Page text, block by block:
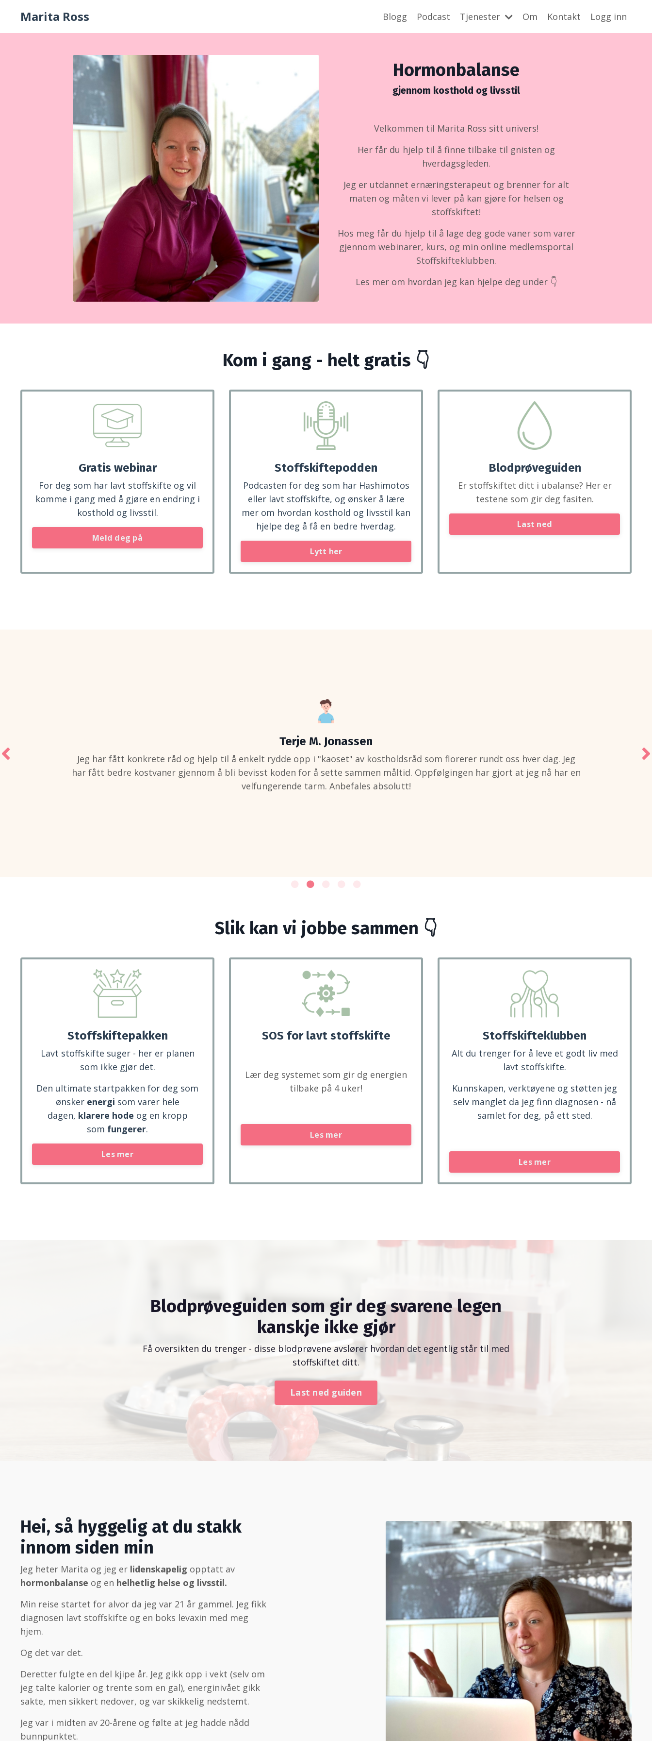
Marita Ross Blogg Podcast Tjenester Om Kontakt Logg inn
Hormonbalanse
gjennom kosthold og livsstil
Velkommen til Marita Ross sitt univers!
Her får du hjelp til å finne tilbake til gnisten og
hverdagsgleden.
Jeg er utdannet ernæringsterapeut og brenner for alt
maten og måten vi lever på kan gjøre for helsen og
stoffskiftet!
Hos meg får du hjelp til å lage deg gode vaner som varer
gjennom webinarer, kurs, og min online medlemsportal
Stoffskifteklubben.
Les mer om hvordan jeg kan hjelpe deg under 👇
Kom i gang - helt gratis 👇
Gratis webinar
For deg som har lavt stoffskifte og vil
komme i gang med å gjøre en endring i
kosthold og livsstil.
Meld deg på
Stoffskiftepodden
Podcasten for deg som har Hashimotos
eller lavt stoffskifte, og ønsker å lære
mer om hvordan kosthold og livsstil kan
hjelpe deg å få en bedre hverdag.
Lytt her
Blodprøveguiden
Er stoffskiftet ditt i ubalanse? Her er
testene som gir deg fasiten.
Last ned
Anita Seljestad
I Stoffskifteklubben får jeg masse nyttig info om kosthold og helse som kan påvirke hormoner i kroppen til det bedre.
Også mye nyttig info om stoffskifte og hvordan det påvirker kroppen.
Slik kan vi jobbe sammen 👇
Stoffskiftepakken
Lavt stoffskifte suger - her er planen
som ikke gjør det.
Den ultimate startpakken for deg som
ønsker energi som varer hele
dagen, klarere hode og en kropp
som fungerer.
Les mer
SOS for lavt stoffskifte
Lær deg systemet som gir dg energien
tilbake på 4 uker!
Les mer
Stoffskifteklubben
Alt du trenger for å leve et godt liv med
lavt stoffskifte.
Kunnskapen, verktøyene og støtten jeg
selv manglet da jeg finn diagnosen - nå
samlet for deg, på ett sted.
Les mer
Blodprøveguiden som gir deg svarene legen
kanskje ikke gjør
Få oversikten du trenger - disse blodprøvene avslører hvordan det egentlig står til med
stoffskiftet ditt.
Last ned guiden
Hei, så hyggelig at du stakk
innom siden min
Jeg heter Marita og jeg er lidenskapelig opptatt av
hormonbalanse og en helhetlig helse og livsstil.
Min reise startet for alvor da jeg var 21 år gammel. Jeg fikk
diagnosen lavt stoffskifte og en boks levaxin med meg
hjem.
Og det var det.
Deretter fulgte en del kjipe år. Jeg gikk opp i vekt (selv om
jeg talte kalorier og trente som en gal), energinivået gikk
sakte, men sikkert nedover, og var skikkelig nedstemt.
Jeg var i midten av 20-årene og følte at jeg hadde nådd
bunnpunktet.